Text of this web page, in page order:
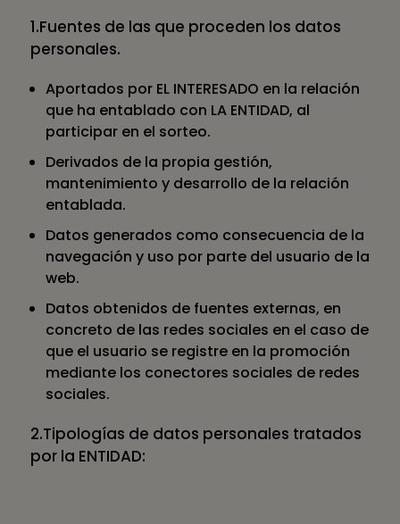
1.Fuentes de las que proceden los datos
personales.
Aportados por EL INTERESADO en la relación
que ha entablado con LA ENTIDAD, al
participar en el sorteo.
Derivados de la propia gestión,
mantenimiento y desarrollo de la relación
entablada.
Datos generados como consecuencia de la
navegación y uso por parte del usuario de la
web.
Datos obtenidos de fuentes externas, en
concreto de las redes sociales en el caso de
que el usuario se registre en la promoción
mediante los conectores sociales de redes
sociales.
2.Tipologías de datos personales tratados
por la ENTIDAD: